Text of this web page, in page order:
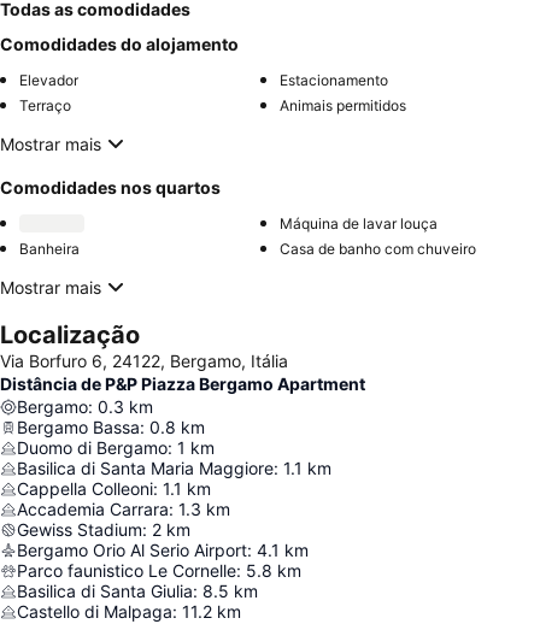
Todas as comodidades
Comodidades do alojamento
Elevador
Estacionamento
Terraço
Animais permitidos
Mostrar mais
Comodidades nos quartos
Máquina de lavar louça
Banheira
Casa de banho com chuveiro
Mostrar mais
Localização
Via Borfuro 6, 24122, Bergamo, Itália
Distância de P&P Piazza Bergamo Apartment
Bergamo: 0.3 km
Bergamo Bassa: 0.8 km
Duomo di Bergamo: 1 km
Basilica di Santa Maria Maggiore: 1.1 km
Cappella Colleoni: 1.1 km
Accademia Carrara: 1.3 km
Gewiss Stadium: 2 km
Bergamo Orio Al Serio Airport: 4.1 km
Parco faunistico Le Cornelle: 5.8 km
Basilica di Santa Giulia: 8.5 km
Castello di Malpaga: 11.2 km